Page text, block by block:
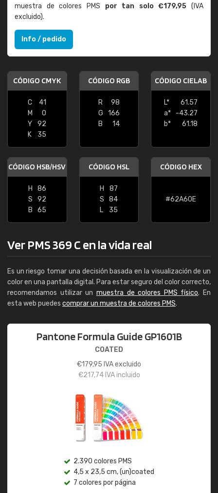
muestra de colores PMS por tan solo €179,95 (IVA
excluido).
Info / pedido
CÓDIGO CMYK
C
41
M
0
Y
92
K
35
CÓDIGO RGB
R
98
G
166
B
14
CÓDIGO CIELAB
L*
61.57
a*
-43.27
b*
61.18
CÓDIGO HSB/HSV
H
86
S
92
B
65
CÓDIGO HSL
H
87
S
84
L
35
CÓDIGO HEX
#62A60E
Ver PMS 369 C en la vida real
Es un riesgo tomar una decisión basada en la visualización de un
color en una pantalla digital. Para estar seguro del color correcto,
recomendamos utilizar un muestra de colores PMS físico. En
esta web puedes comprar un muestra de colores PMS.
Pantone Formula Guide GP1601B
COATED
€179,95 IVA excluido
€217,74IVA incluido
2.390 colores PMS
4,5 x 23,5 cm, (un)coated
7 colores por página